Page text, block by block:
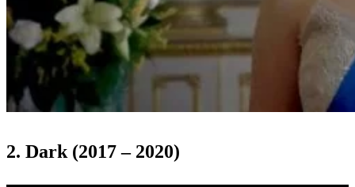
2. Dark (2017 – 2020)